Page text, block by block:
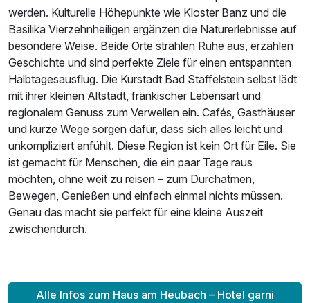
werden. Kulturelle Höhepunkte wie Kloster Banz und die
Basilika Vierzehnheiligen ergänzen die Naturerlebnisse auf
besondere Weise. Beide Orte strahlen Ruhe aus, erzählen
Geschichte und sind perfekte Ziele für einen entspannten
Halbtagesausflug. Die Kurstadt Bad Staffelstein selbst lädt
mit ihrer kleinen Altstadt, fränkischer Lebensart und
regionalem Genuss zum Verweilen ein. Cafés, Gasthäuser
und kurze Wege sorgen dafür, dass sich alles leicht und
unkompliziert anfühlt. Diese Region ist kein Ort für Eile. Sie
ist gemacht für Menschen, die ein paar Tage raus
möchten, ohne weit zu reisen – zum Durchatmen,
Bewegen, Genießen und einfach einmal nichts müssen.
Genau das macht sie perfekt für eine kleine Auszeit
zwischendurch.
Alle Infos zum Haus am Heubach – Hotel garni